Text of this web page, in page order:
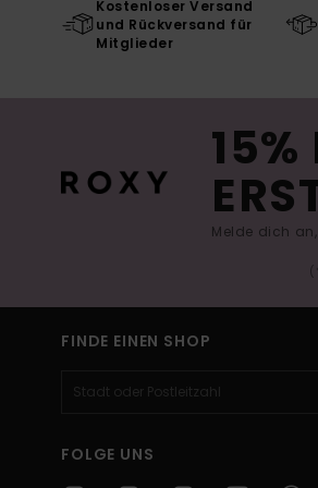
Kostenloser Versand
und Rückversand für
Mitglieder
15%
Melde dich
FINDE EINEN SHOP
FOLGE UNS